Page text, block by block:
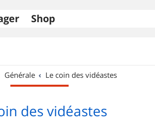
Shop
Générale Le coin des vidéastes
des vidéastes